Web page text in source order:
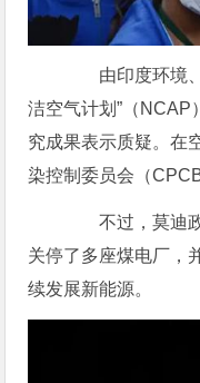
由印度环境、
洁空气计划”（NCAP
究成果表示质疑。在
染控制委员会（
不过，莫迪政
关停了多座煤电厂，
续发展新能源。